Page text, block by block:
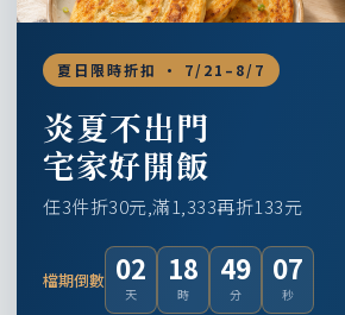
夏日限時折扣 · 7/21–8/7
炎夏不出門
宅家好開飯
任3件折30元,滿1,333再折133元
檔期倒數 02
天
18
時
49
分
06
秒